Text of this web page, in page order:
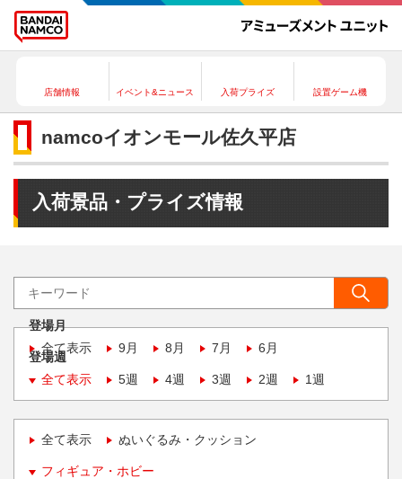
店舗情報 イベント&ニュース 入荷プライズ 設置ゲーム機
namcoイオンモール佐久平店
入荷景品・プライズ情報
登場月
全て表示
9月 8月 7月 6月
登場週
全て表示
5週 4週 3週 2週 1週
全て表示 ぬいぐるみ・クッション
フィギュア・ホビー